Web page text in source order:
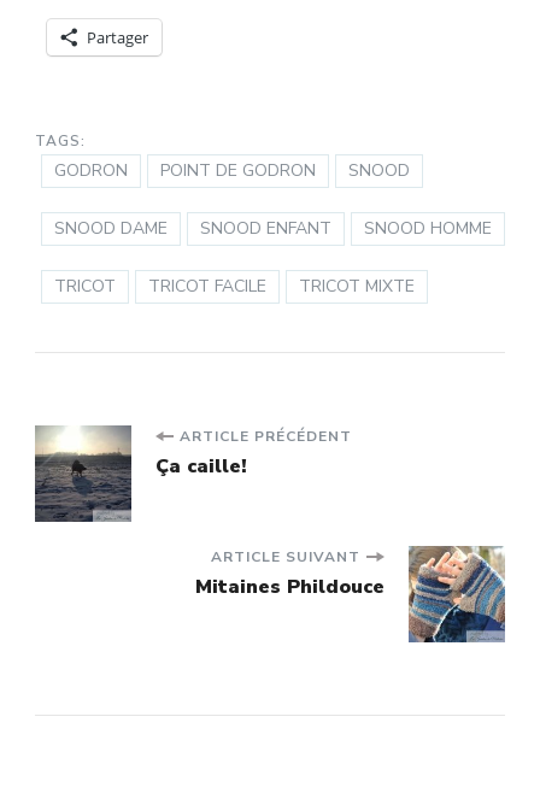
Partager
TAGS:
GODRON POINT DE GODRON SNOOD
SNOOD DAME SNOOD ENFANT SNOOD HOMME
TRICOT TRICOT FACILE TRICOT MIXTE
Navigation
d'article
ARTICLE PRÉCÉDENT
Ça caille!
ARTICLE SUIVANT
Mitaines Phildouce